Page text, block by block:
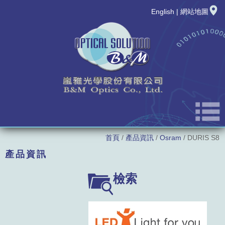
English | 網站地圖
公司簡介
新品發表
產品資訊
首頁/ 產品資訊/ Osram / DURIS S8
產品資訊
檢索